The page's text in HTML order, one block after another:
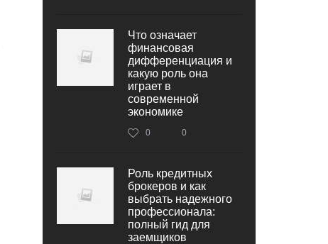
Что означает
финансовая
дифференциация и
какую роль она
играет в
современной
экономике
0 0
Роль кредитных
брокеров и как
выбрать надежного
профессионала:
полный гид для
заемщиков